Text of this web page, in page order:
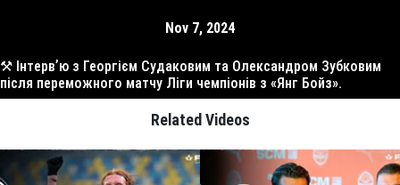
Nov 7, 2024
⚒️ Інтервʼю з Георгієм Судаковим та Олександром Зубковим
після переможного матчу Ліги чемпіонів з «Янг Бойз».
Related Videos